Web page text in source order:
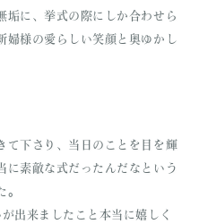
垢に、挙式の際にしか合わせら
婦様の愛らしい笑顔と奥ゆかし
て下さり、当日のことを目を輝
に素敵な式だったんだなという
。
出来ましたこと本当に嬉しく